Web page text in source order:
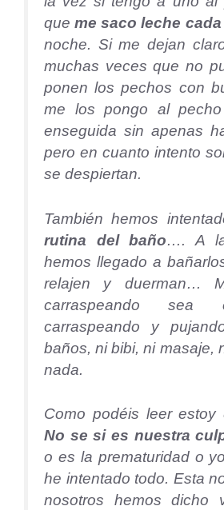
queme saco leche
noche. Si me dejan
muchas veces que no
ponen los pechos con
me los pongo al
enseguida sin apenas
pero en cuanto intento
se despiertan.
También hemos
rutina del baño…. A
hemos llegado a
relajen y duerman…
carraspeando sea
carraspeando y
baños, ni bibi, ni masaje,
nada.
Como podéis leer estoy
No se si es nuestra
o es la prematuridad o
he intentado todo. Esta
nosotros hemos dicho